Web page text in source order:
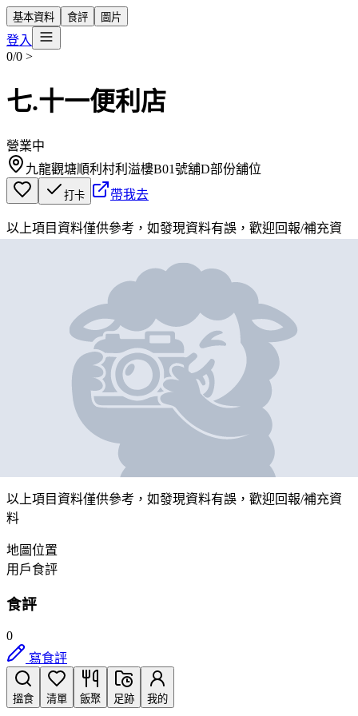
基本資料 食評 圖片
登入
0/0 >
七.十一便利店
營業中
九龍觀塘順利村利溢樓B01號舖D部份舖位
打卡 帶我去
以上項目資料僅供參考，如發現資料有誤，歡迎回報/補充資
七.十一便利店
九龍觀塘順利村利溢樓B01號舖D部份舖位
帶我去
以上項目資料僅供參考，如發現資料有誤，歡迎回報/補充資
料
地圖位置
用戶食評
食評
0
寫食評
搵食 清單 飯聚 足跡 我的